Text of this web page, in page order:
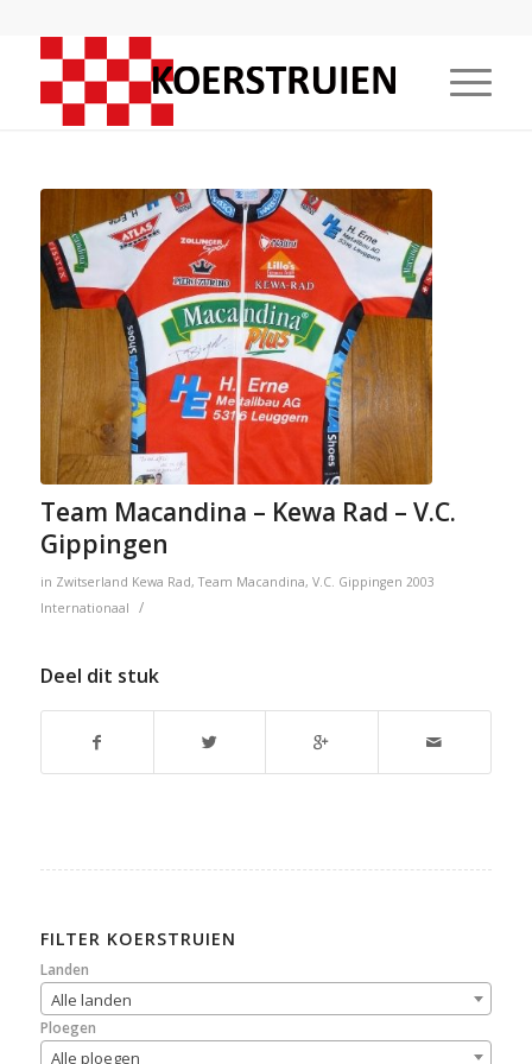
Team Macandina – Kewa Rad – V.C.
Gippingen
in Zwitserland Kewa Rad,Team Macandina, V.C. Gippingen 2003
Internationaal
/
Deel dit stuk
FILTER KOERSTRUIEN
Landen
Alle landen
Ploegen
Alle ploegen